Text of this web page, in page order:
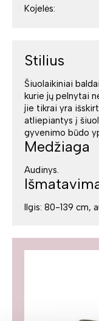
Kojelės:
Stilius
Šiuolaikiniai
kurie jų pelnytai
jie tikrai yra
atliepiantys į
gyvenimo būdo
Medžiaga
Audinys.
Ilgis: 80-139 cm,